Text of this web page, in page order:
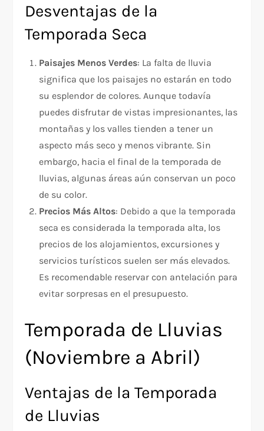
Desventajas de la
Temporada Seca
Paisajes Menos Verdes: La falta de lluvia
significa que los paisajes no estarán en todo
su esplendor de colores. Aunque todavía
puedes disfrutar de vistas impresionantes, las
montañas y los valles tienden a tener un
aspecto más seco y menos vibrante. Sin
embargo, hacia el final de la temporada de
lluvias, algunas áreas aún conservan un poco
de su color.
Precios Más Altos: Debido a que la temporada
seca es considerada la temporada alta, los
precios de los alojamientos, excursiones y
servicios turísticos suelen ser más elevados.
Es recomendable reservar con antelación para
evitar sorpresas en el presupuesto.
Temporada de Lluvias
(Noviembre a Abril)
Ventajas de la Temporada
de Lluvias